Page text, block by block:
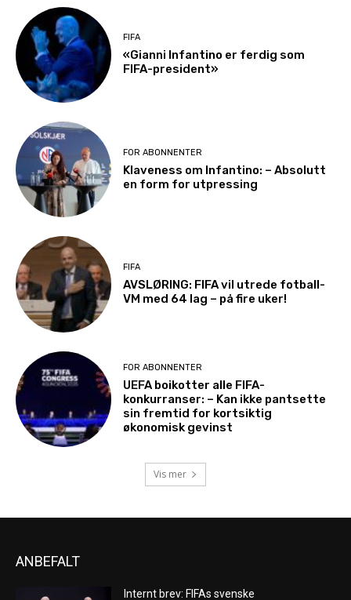
FIFA
«Gianni Infantino er ferdig som
FIFA-president»
FOR ABONNENTER
Klaveness om Infantino: – Absolutt
en form for utpressing
FIFA
AVSLØRING: FIFA vil utrede fotball-
VM med 64 lag – på fire uker!
FOR ABONNENTER
UEFA boikotter alle FIFA-
konkurranser: – Kan ikke pantsette
sin fremtid for kortsiktig
økonomisk gevinst
Vis mer
ANBEFALT
Internt brev: FIFAs svenske